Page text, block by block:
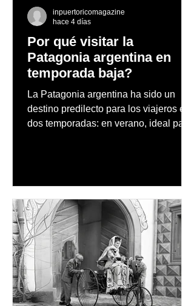
Por qué visitar la
Patagonia argentina en
temporada baja?
La Patagonia argentina ha sido un
destino predilecto para los viajeros en
dos temporadas: en verano, ideal para
nevados en las montañas
inpuertoricomagazine
hace 4 días